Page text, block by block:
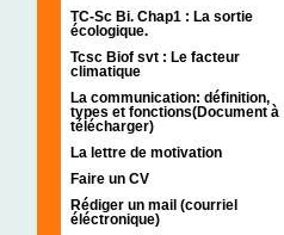
TC-Sc Bi. Chap1 : La sortie
écologique.
Tcsc Biof svt : Le facteur
climatique
La communication: définition,
types et fonctions(Document à
télécharger)
La lettre de motivation
Faire un CV
Rédiger un mail (courriel
éléctronique)